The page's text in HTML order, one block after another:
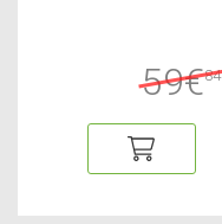
59€84